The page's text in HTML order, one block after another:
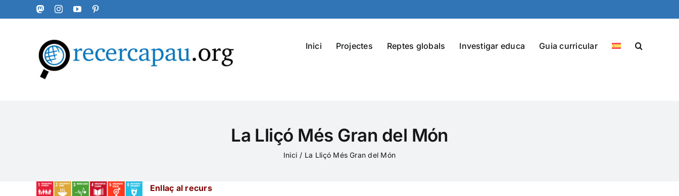
to
MastodonInstagram
YouTube
Inici Projectes Reptes globals Investigar educa Guia curricular
La Lliçó Més Gran del Món
Inici La Lliçó Més Gran del Món
Enllaç al recurs